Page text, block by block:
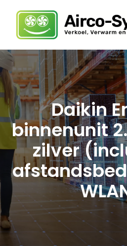
Daikin
binnenunit
zilver